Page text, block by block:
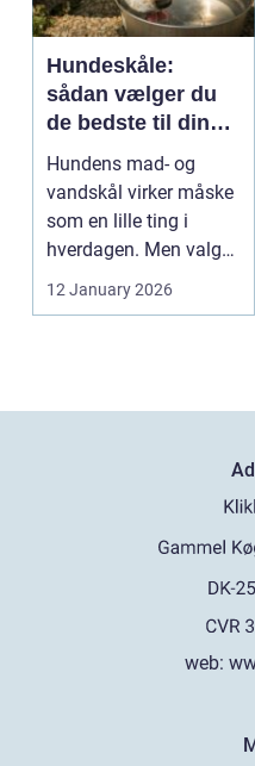
Hundeskåle:
sådan vælger du
de bedste til din
hund
Hundens mad- og
vandskål virker måske
som en lille ting i
hverdagen. Men valg
12 January 2026
web: